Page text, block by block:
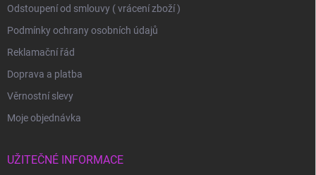
Odstoupení od smlouvy ( vrácení zboží )
Podmínky ochrany osobních údajů
Reklamační řád
Doprava a platba
Věrnostní slevy
Moje objednávka
UŽITEČNÉ INFORMACE